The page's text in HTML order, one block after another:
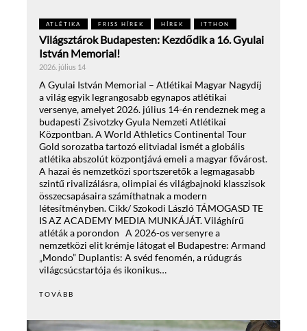
ATLÉTIKA FRISS HÍREK HÍREK ITTHON
Világsztárok Budapesten: Kezdődik a 16. Gyulai
István Memorial!
2026. július 14
A Gyulai István Memorial – Atlétikai Magyar Nagydíj
a világ egyik legrangosabb egynapos atlétikai
versenye, amelyet 2026. július 14-én rendeznek meg a
budapesti Zsivotzky Gyula Nemzeti Atlétikai
Központban. A World Athletics Continental Tour
Gold sorozatba tartozó elitviadal ismét a globális
atlétika abszolút központjává emeli a magyar fővárost.
A hazai és nemzetközi sportszeretők a legmagasabb
szintű rivalizálásra, olimpiai és világbajnoki klasszisok
összecsapásaira számíthatnak a modern
létesítményben. Cikk/ Szokodi László TÁMOGASD TE
IS AZ ACADEMY MEDIA MUNKÁJÁT. Világhírű
atléták a porondon A 2026-os versenyre a
nemzetközi elit krémje látogat el Budapestre: Armand
„Mondo” Duplantis: A svéd fenomén, a rúdugrás
világcsúcstartója és ikonikus…
TOVÁBB